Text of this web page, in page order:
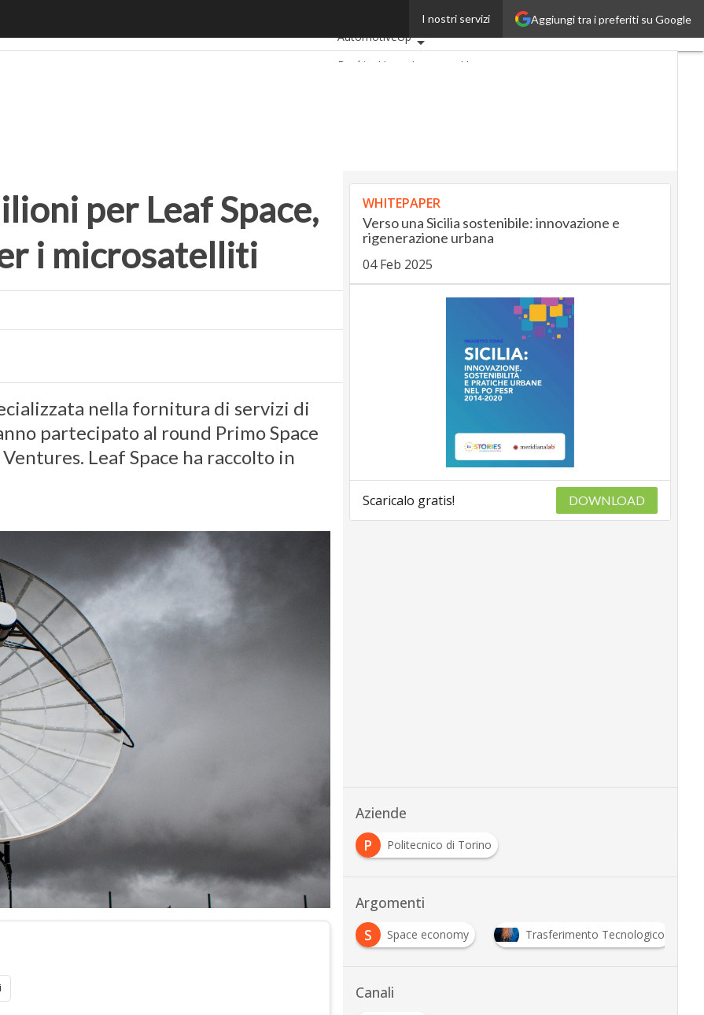
Aggiungi tra i preferiti su Google
I nostri servizi
AutomotiveUp
BankingUp
InsuranceUp
per Leaf Space,
i microsatelliti
nella fornitura di servizi di
partecipato al round Primo Space
Leaf Space ha raccolto in
WHITEPAPER
Verso una Sicilia sostenibile: innovazione e
rigenerazione urbana
04 Feb 2025
Scaricalo gratis! DOWNLOAD
Aziende
P
Politecnico di Torino
Argomenti
S Space economy Trasferimento Tecnologico
Canali